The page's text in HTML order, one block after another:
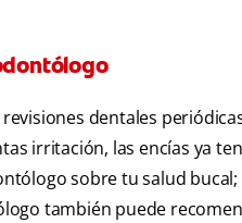
dentales
irritación, las encías ya
sobre tu salud
también puede